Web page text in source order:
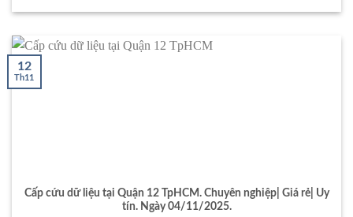
Cấp cứu dữ liệu tại Quận 12 TpHCM. Chuyên nghiệp| Giá rẻ| Uy
tín. Ngày 04/11/2025.
12
Th11